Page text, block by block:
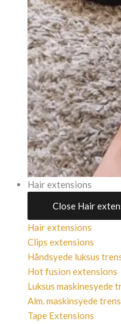
Hair extensions
Close Hair
Hair extensions
Clips extensions
Håndsyede luksus
Hot fusion extensions
Luksus maskinesyede
Alm. maskinsyede
Tape Extensions